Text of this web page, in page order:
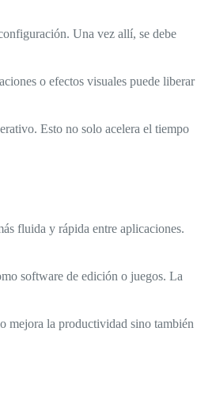
Una vez allí, se debe
o efectos visuales puede liberar
Esto no solo acelera el tiempo
fluida y rápida entre aplicaciones.
software de edición o juegos. La
mejora la productividad sino también